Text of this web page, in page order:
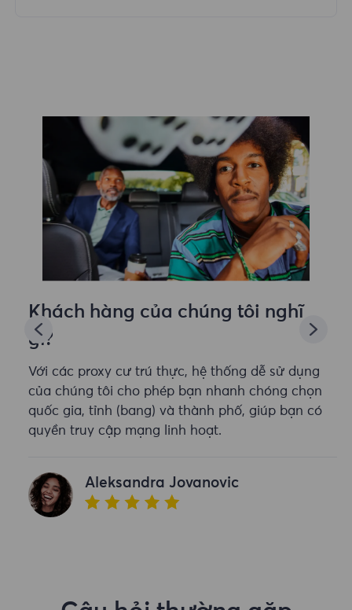
Khách hàng của chúng tôi nghĩ
gì?
Với các proxy cư trú thực, hệ thống dễ sử dụng
của chúng tôi cho phép bạn nhanh chóng chọn
quốc gia, tỉnh (bang) và thành phố, giúp bạn có
quyền truy cập mạng linh hoạt.
Aleksandra Jovanovic